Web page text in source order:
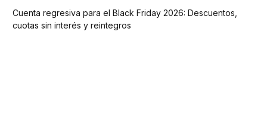
Cuenta regresiva para el Black Friday 2026: Descuentos,
cuotas sin interés y reintegros